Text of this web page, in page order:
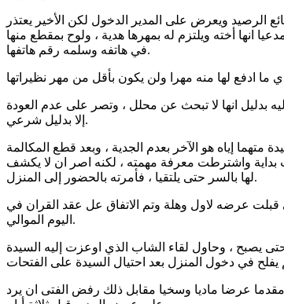
ويعرض على المدير الدخول لكن الأخير يعتذر
انها أخته ويلتزم له بمهرها هدية ، ولوح بمقطع منها
في هاتفه وسلمه رقم هاتفها.
بدليل انها لا تبحث عن محلل ، وتصر على عدم العودة
إلا بدليل شرعي.
إياه هو الآخر بعدم الجدية ، وبعد قطع المكالمة
واشترطت معرفة مهمته ، لكنه اصر ان لا يكشف
لها بالسر حتى يلتقيا ، فأمرته بالحضور إلى المنزل.
قبلت عرضه لاول وهلة وتم الاتفاق عل عقد القران في
اليوم الموالي.
حتى يصبح ، وحاول لقاء الشاب الذي اوعزت إليه السيدة
عرضا ماديا وسخيا مقابل ذلك رفض الفتى ان يرد